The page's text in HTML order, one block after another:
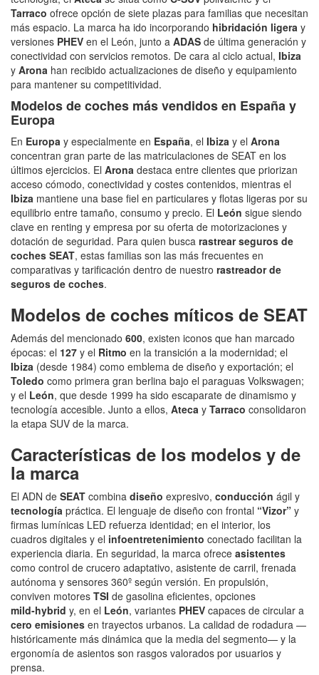
Tarraco ofrece opción de siete plazas para familias que necesitan
más espacio. La marca ha ido incorporando hibridación ligera y
versiones PHEV en el León, junto a ADAS de última generación y
conectividad con servicios remotos. De cara al ciclo actual, Ibiza
y Arona han recibido actualizaciones de diseño y equipamiento
para mantener su competitividad.
Modelos decoches más vendidos en España y
Europa
En Europa y especialmente en España, el Ibiza y el Arona
concentran gran parte de las matriculaciones de SEAT en los
últimos ejercicios. El Arona destaca entre clientes que priorizan
acceso cómodo, conectividad y costes contenidos, mientras el
Ibiza mantiene una base fiel en particulares y flotas ligeras por su
equilibrio entre tamaño, consumo y precio. El León sigue siendo
clave en renting y empresa por su oferta de motorizaciones y
dotación de seguridad. Para quien busca rastrear seguros de
coches SEAT, estas familias son las más frecuentes en
comparativas y tarificación dentro de nuestro rastreador de
seguros de coches.
Modelos de coches míticos de SEAT
Además del mencionado 600, existen iconos que han marcado
épocas: el 127 y el Ritmo en la transición a la modernidad; el
Ibiza (desde 1984) como emblema de diseño y exportación; el
Toledo como primera gran berlina bajo el paraguas Volkswagen;
y el León, que desde 1999 ha sido escaparate de dinamismo y
tecnología accesible. Junto a ellos, Ateca y Tarraco consolidaron
la etapa SUV de la marca.
Características de los modelos y de
la marca
El ADN de SEAT combina diseño expresivo, conducción ágil y
tecnología práctica. El lenguaje de diseño con frontal “Vizor” y
firmas lumínicas LED refuerza identidad; en el interior, los
cuadros digitales y el infoentretenimiento conectado facilitan la
experiencia diaria. En seguridad, la marca ofrece asistentes
como control de crucero adaptativo, asistente de carril, frenada
autónoma y sensores 360º según versión. En propulsión,
conviven motores TSI de gasolina eficientes, opciones
mild‑hybrid y, en el León, variantes PHEV capaces de circular a
cero emisiones en trayectos urbanos. La calidad de rodadura —
históricamente más dinámica que la media del segmento— y la
ergonomía de asientos son rasgos valorados por usuarios y
prensa.